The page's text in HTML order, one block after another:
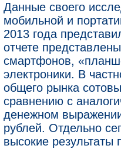
Данные своего
мобильной и
2013 года
отчете
смартфонов,
электроники. В
общего рынка
сравнению с
денежном
рублей. Отдельно
высокие результаты